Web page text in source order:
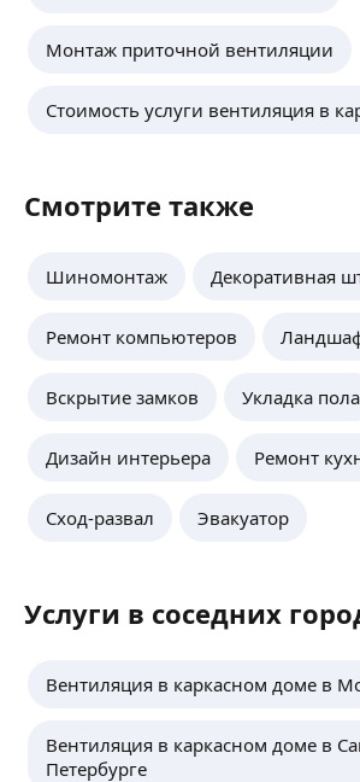
Монтаж приточной вентиляции
Стоимость услуги вентиляция в
Смотрите также
Шиномонтаж Декоративная
Ремонт компьютеров
Вскрытие замков Укладка пола
Дизайн интерьера Ремонт
Сход-развал Эвакуатор
Услуги в соседних
Вентиляция в каркасном доме в
Вентиляция в каркасном доме в
Петербурге